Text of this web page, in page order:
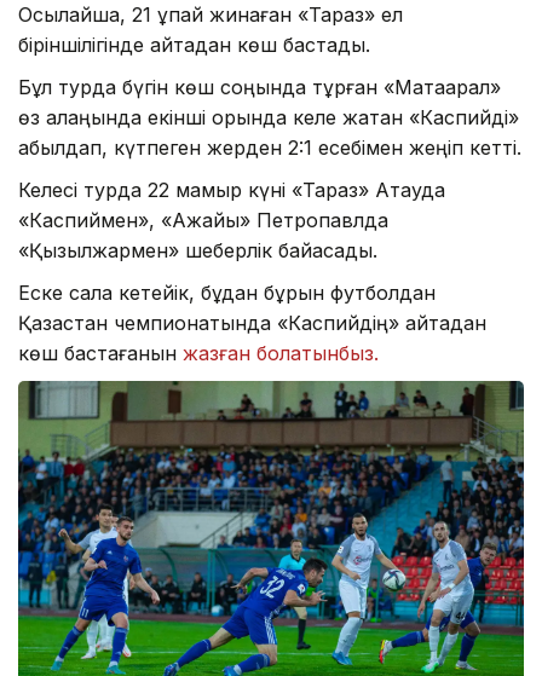
Осылайша, 21 ұпай жинаған «Тараз» ел
біріншілігінде қайтадан көш бастады.
Бұл турда бүгін көш соңында тұрған «Мақтаарал»
өз алаңында екінші орында келе жатқан «Каспийді»
қабылдап, күтпеген жерден 2:1 есебімен жеңіп кетті.
Келесі турда 22 мамыр күні «Тараз» Ақтауда
«Каспиймен», «Ақжайық» Петропавлда
«Қызылжармен» шеберлік байқасады.
Еске сала кетейік, бұдан бұрын футболдан
Қазақстан чемпионатында «Каспийдің» қайтадан
көш бастағанын жазған болатынбыз.